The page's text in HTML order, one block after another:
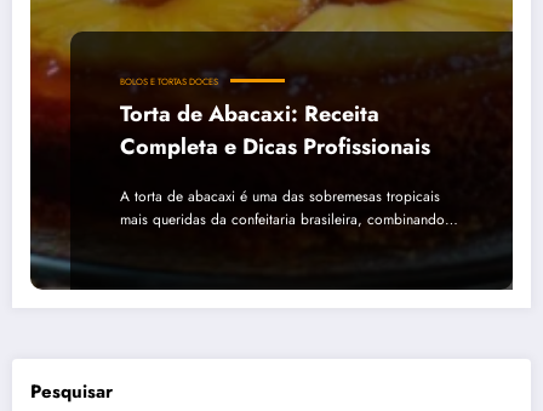
BOLOS E TORTAS DOCES
Torta de Abacaxi: Receita
Completa e Dicas Profissionais
A torta de abacaxi é uma das sobremesas tropicais
mais queridas da confeitaria brasileira, combinando…
Pesquisar